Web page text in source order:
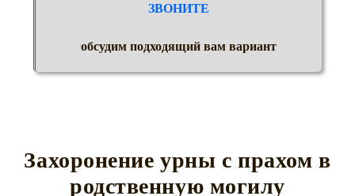
ЗВОНИТЕ
обсудим подходящий вам вариант
Захоронение урны с прахом в
родственную могилу